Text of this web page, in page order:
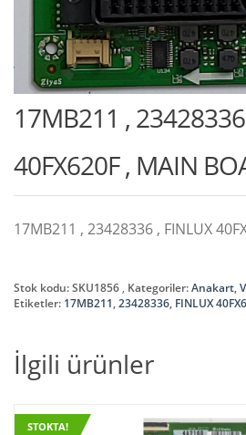
17MB211 ,
40FX620F , MAIN
17MB211 , 23428336 , FINLUX
Stok kodu:SKU1856 Kategoriler:Anakart,
Etiketler: 17MB211,23428336, FINLUX
İlgili ürünler
STOKTA!